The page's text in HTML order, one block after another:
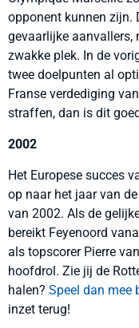
opponent kunnen zijn.
gevaarlijke aanvallers,
zwakke plek. In de
twee doelpunten al
Franse verdediging
straffen, dan is dit
2002
Het Europese succes
op naar het jaar van
van 2002. Als de
bereikt Feyenoord
als topscorer Pierre
hoofdrol. Zie jij de
halen? Speel dan mee
inzet terug!